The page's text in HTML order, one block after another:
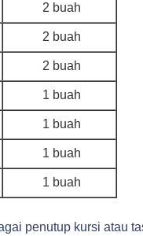
2 buah
2 buah
2 buah
1 buah
1 buah
1 buah
1 buah
penutup kursi atau